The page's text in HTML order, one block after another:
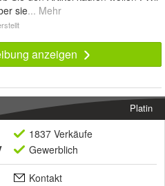
sie... Mehr
anzeigen
Platin
1837 Verkäufe
Gewerblich
Kontakt